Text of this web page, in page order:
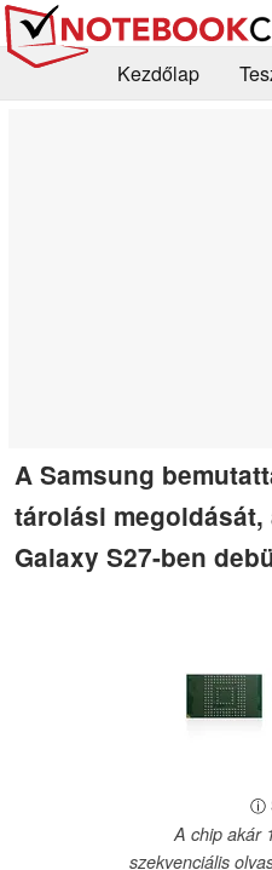
Kezdőlap
A Samsung
tárolási
Galaxy S27-ben
ⓘ
A chip akár
szekvenciális